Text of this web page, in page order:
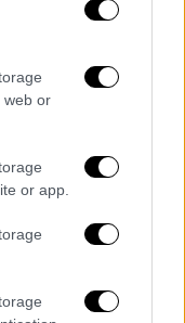
web or
or app.
να
τις
και για τον
Άμυνας.
ο οποίος
επιλέξει,
μετακαλείται
τακτά χρονικά
Δένδιας.